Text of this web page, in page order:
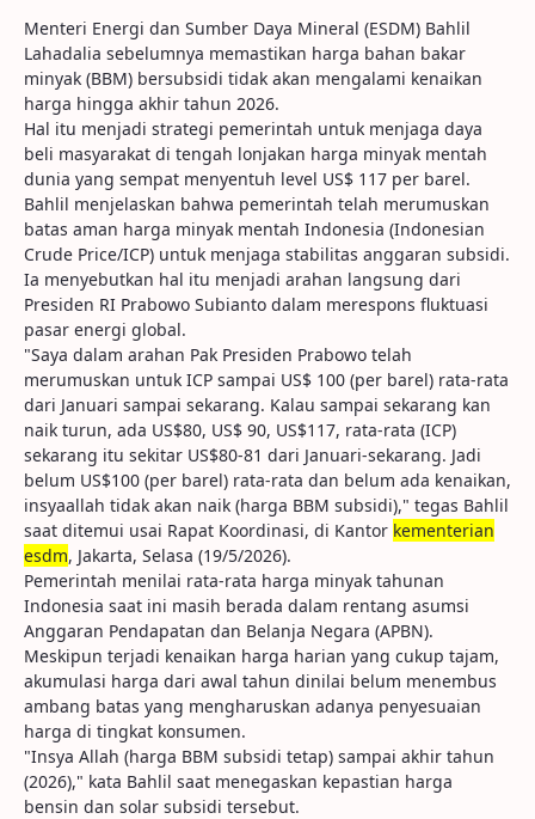
Menteri Energi dan Sumber Daya Mineral (ESDM) Bahlil
Lahadalia sebelumnya memastikan harga bahan bakar
minyak (BBM) bersubsidi tidak akan mengalami kenaikan
harga hingga akhir tahun 2026.
Hal itu menjadi strategi pemerintah untuk menjaga daya
beli masyarakat di tengah lonjakan harga minyak mentah
dunia yang sempat menyentuh level US$ 117 per barel.
Bahlil menjelaskan bahwa pemerintah telah merumuskan
batas aman harga minyak mentah Indonesia (Indonesian
Crude Price/ICP) untuk menjaga stabilitas anggaran subsidi.
Ia menyebutkan hal itu menjadi arahan langsung dari
Presiden RI Prabowo Subianto dalam merespons fluktuasi
pasar energi global.
"Saya dalam arahan Pak Presiden Prabowo telah
merumuskan untuk ICP sampai US$ 100 (per barel) rata-rata
dari Januari sampai sekarang. Kalau sampai sekarang kan
naik turun, ada US$80, US$ 90, US$117, rata-rata (ICP)
sekarang itu sekitar US$80-81 dari Januari-sekarang. Jadi
belum US$100 (per barel) rata-rata dan belum ada kenaikan,
insyaallah tidak akan naik (harga BBM subsidi)," tegas Bahlil
saat ditemui usai Rapat Koordinasi, di Kantor kementerian
esdm, Jakarta, Selasa (19/5/2026).
Pemerintah menilai rata-rata harga minyak tahunan
Indonesia saat ini masih berada dalam rentang asumsi
Anggaran Pendapatan dan Belanja Negara (APBN).
Meskipun terjadi kenaikan harga harian yang cukup tajam,
akumulasi harga dari awal tahun dinilai belum menembus
ambang batas yang mengharuskan adanya penyesuaian
harga di tingkat konsumen.
"Insya Allah (harga BBM subsidi tetap) sampai akhir tahun
(2026)," kata Bahlil saat menegaskan kepastian harga
bensin dan solar subsidi tersebut.